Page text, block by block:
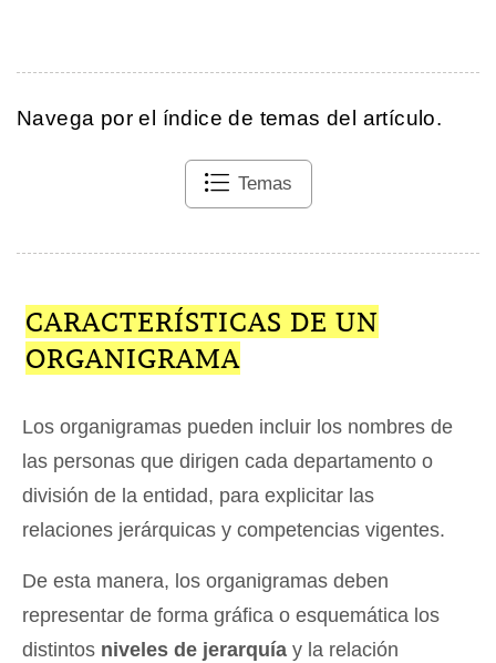
Navega por el índice de temas del artículo.
Temas
CARACTERÍSTICAS DE UN
ORGANIGRAMA
Los organigramas pueden incluir los nombres de
las personas que dirigen cada departamento o
división de la entidad, para explicitar las
relaciones jerárquicas y competencias vigentes.
De esta manera, los organigramas deben
representar de forma gráfica o esquemática los
distintos niveles de jerarquía y la relación